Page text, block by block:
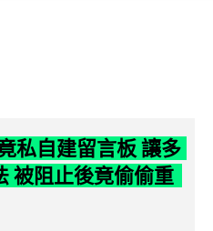
私自建留言板 讓多
被阻止後竟偷偷重